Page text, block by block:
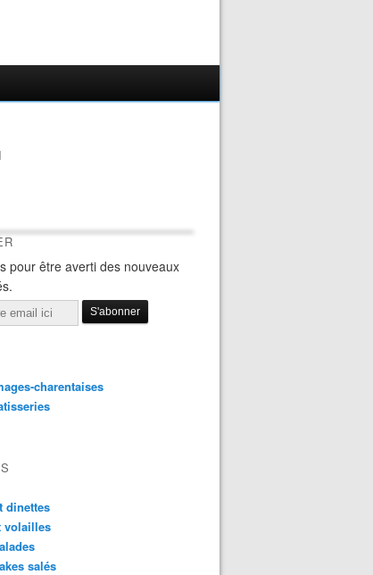
pour être averti des nouveaux
charentaises
dinettes
volailles
salés